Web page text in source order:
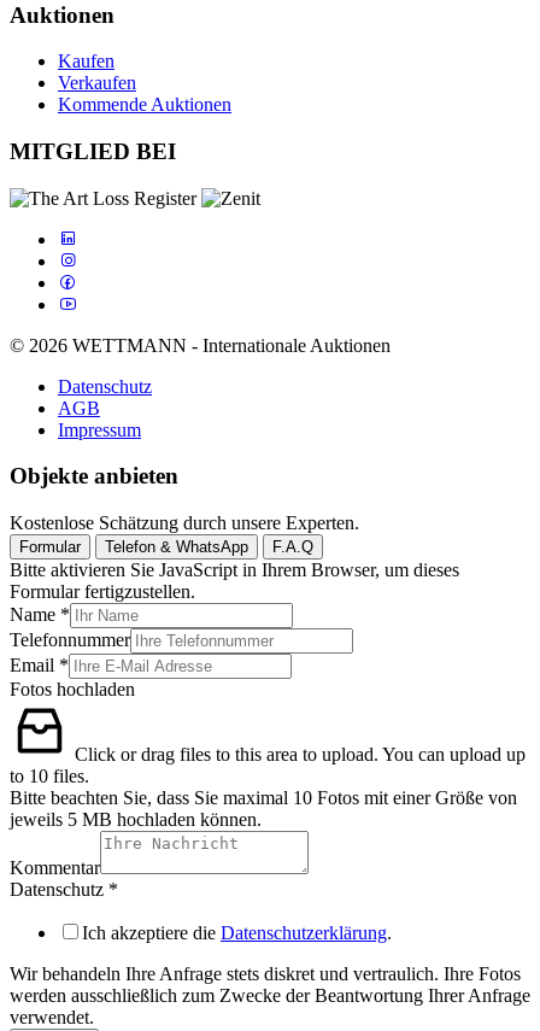
Auktionen
Kaufen
Verkaufen
Kommende Auktionen
MITGLIED BEI
© 2026 WETTMANN - Internationale Auktionen
Datenschutz
AGB
Impressum
Objekte anbieten
Kostenlose Schätzung durch unsere Experten.
Formular Telefon & WhatsApp F.A.Q
Bitte aktivieren Sie JavaScript in Ihrem Browser, um dieses
Formular fertigzustellen.
Name *
Telefonnummer
Email *
Telefonnummer
Name
Fotos
Fotos hochladen
Click or drag files to this area to upload. You can upload up
to 10 files.
Bitte beachten Sie, dass Sie maximal 10 Fotos mit einer Größe von
jeweils 5 MB hochladen können.
Kommentar
Datenschutz *
Ich akzeptiere die Datenschutzerklärung.
Wir behandeln Ihre Anfrage stets diskret und vertraulich. Ihre Fotos
werden ausschließlich zum Zwecke der Beantwortung Ihrer Anfrage
verwendet.